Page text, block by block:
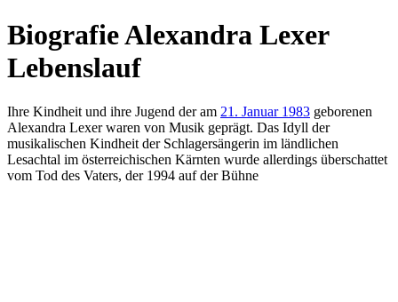
Biografie Alexandra Lexer
Lebenslauf
Ihre Kindheit und ihre Jugend der am 21. Januar 1983 geborenen
Alexandra Lexer waren von Musik geprägt. Das Idyll der
musikalischen Kindheit der Schlagersängerin im ländlichen
Lesachtal im österreichischen Kärnten wurde allerdings überschattet
vom Tod des Vaters, der 1994 auf der Bühne